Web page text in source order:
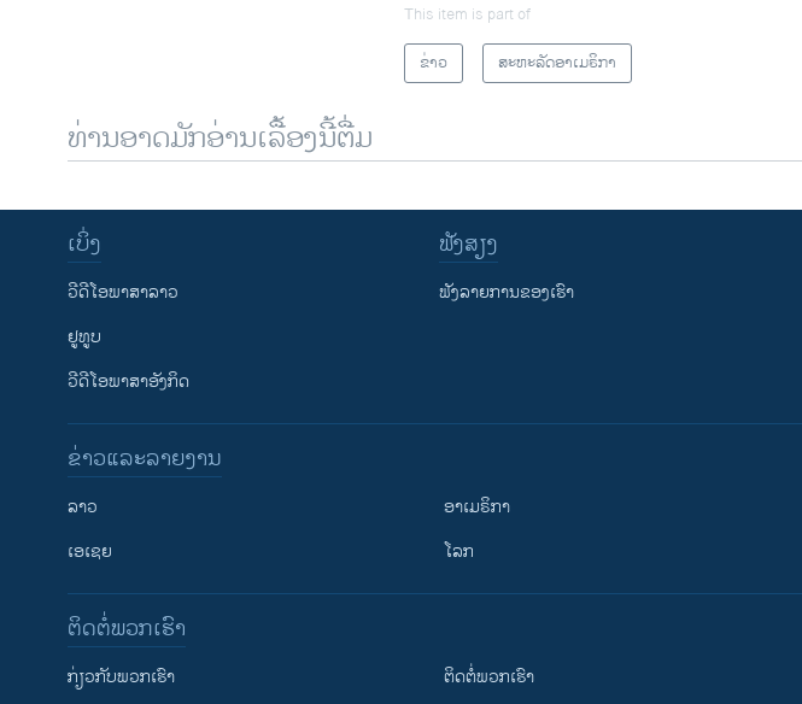
This item is part of
ຂ່າວ
ສະຫະລັດອາເມຣິກາ
ທ່ານອາດມັກອ່ານເລື້ອງນີ້ຕື່ມ
ເບິ່ງ
ວີດີໂອພາສາລາວ
ຢູທູບ
ວີດີໂອພາສາອັງກິດ
ຟັງສຽງ
ຟັງລາຍການຂອງເຮົາ
ຂ່າວແລະລາຍງານ
ລາວ
ເອເຊຍ
ອາເມຣິກາ
ໂລກ
ຕິດຕໍ່ພວກເຮົາ
ກ່ຽວກັບພວກເຮົາ ຕິດຕໍ່ພວກເຮົາ